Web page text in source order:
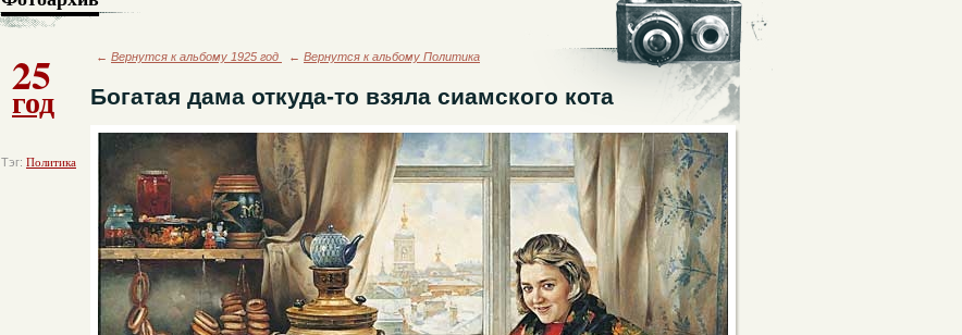
25
год
Тэг: Политика
← Вернутся к альбому 1925 год ← Вернутся к альбому Политика
Богатая дама откуда-то взяла сиамского кота